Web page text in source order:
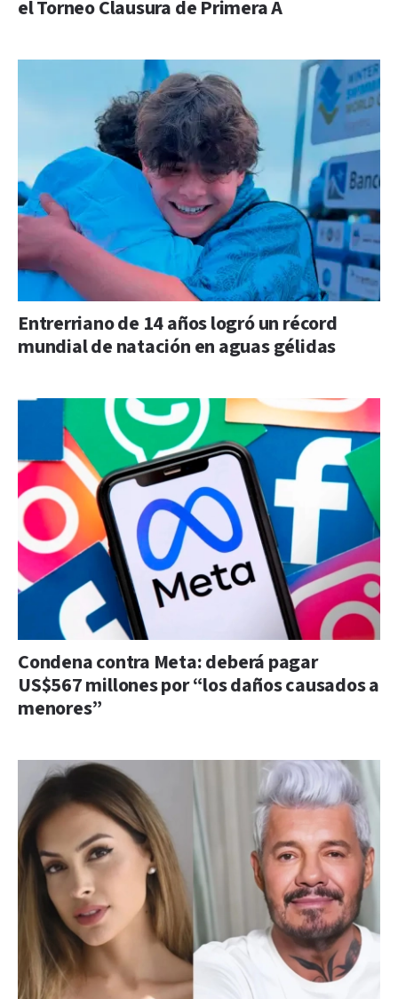
el Torneo Clausura de Primera A
Entrerriano de 14 años logró un récord
mundial de natación en aguas gélidas
Condena contra Meta: deberá pagar
US$567 millones por “los daños causados a
menores”